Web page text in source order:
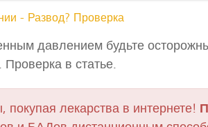
- Развод? Проверка
давлением будьте
в статье.
покупая лекарства в интернете!